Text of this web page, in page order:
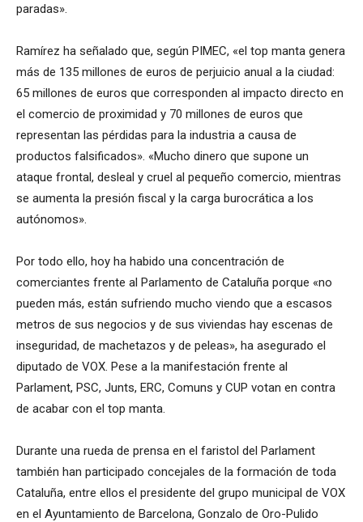
paradas».
Ramírez ha señalado que, según PIMEC, «el top manta genera
más de 135 millones de euros de perjuicio anual a la ciudad:
65 millones de euros que corresponden al impacto directo en
el comercio de proximidad y 70 millones de euros que
representan las pérdidas para la industria a causa de
productos falsificados». «Mucho dinero que supone un
ataque frontal, desleal y cruel al pequeño comercio, mientras
se aumenta la presión fiscal y la carga burocrática a los
autónomos».
Por todo ello, hoy ha habido una concentración de
comerciantes frente al Parlamento de Cataluña porque «no
pueden más, están sufriendo mucho viendo que a escasos
metros de sus negocios y de sus viviendas hay escenas de
inseguridad, de machetazos y de peleas», ha asegurado el
diputado de VOX. Pese a la manifestación frente al
Parlament, PSC, Junts, ERC, Comuns y CUP votan en contra
de acabar con el top manta.
Durante una rueda de prensa en el faristol del Parlament
también han participado concejales de la formación de toda
Cataluña, entre ellos el presidente del grupo municipal de VOX
en el Ayuntamiento de Barcelona, Gonzalo de Oro-Pulido